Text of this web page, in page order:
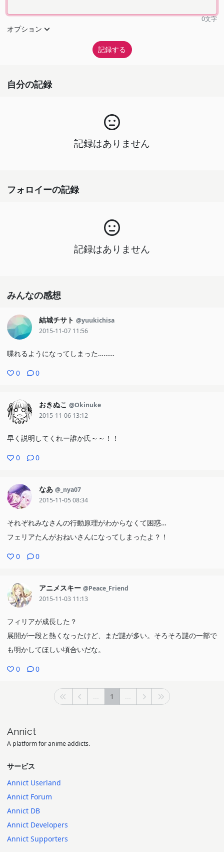
0文字
オプション
自分の記録
記録はありません
フォロイーの記録
記録はありません
みんなの感想
結城チサト @yuukichisa
2015-11-07 11:56
喋れるようになってしまった………
0 0
おきぬこ @Okinuke
2015-11-06 13:12
早く説明してくれー誰か氏～～！！
0 0
なあ @_nya07
2015-11-05 08:34
それぞれみなさんの行動原理がわからなくて困惑…
フェリアたんがおねいさんになってしまったよ？！
0 0
アニメスキー @Peace_Friend
2015-11-03 11:13
フィリアが成長した？
展開が一段と熱くなったけど、まだ謎が多い。そろそろ謎の一部で
も明かしてほしい頃合いだな。
0 0
... 1 ...
Annict
A platform for anime addicts.
サービス
Annict Userland
Annict Forum
Annict DB
Annict Developers
Annict Supporters